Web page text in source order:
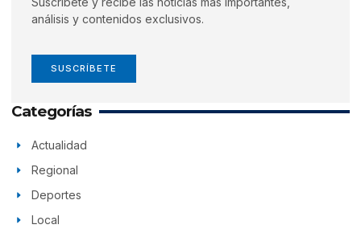
análisis y contenidos exclusivos.
SUSCRÍBETE
Categorías
Actualidad
Regional
Deportes
Local